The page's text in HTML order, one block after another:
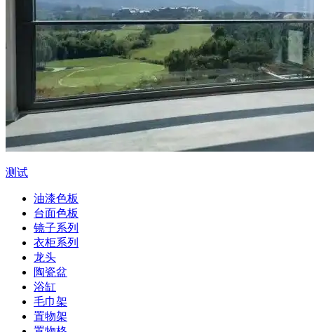
测试
油漆色板
台面色板
镜子系列
衣柜系列
龙头
陶瓷盆
浴缸
毛巾架
置物架